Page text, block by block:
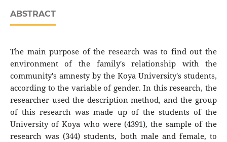
ABSTRACT
The main purpose of the research was to find out the
environment of the family's relationship with the
community's amnesty by the Koya University's students,
according to the variable of gender. In this research, the
researcher used the description method, and the group
of this research was made up of the students of the
University of Koya who were (4391), the sample of the
research was (344) students, both male and female, to